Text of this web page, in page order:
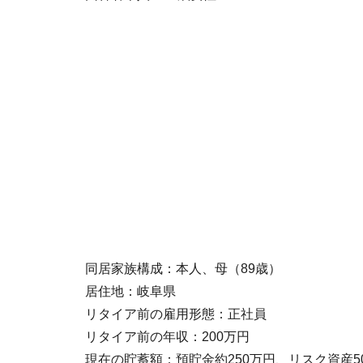
同居家族構成：本人、母（89歳）
居住地：岐阜県
リタイア前の雇用形態：正社員
リタイア前の年収：200万円
現在の貯蓄額：預貯金約250万円、リスク資産